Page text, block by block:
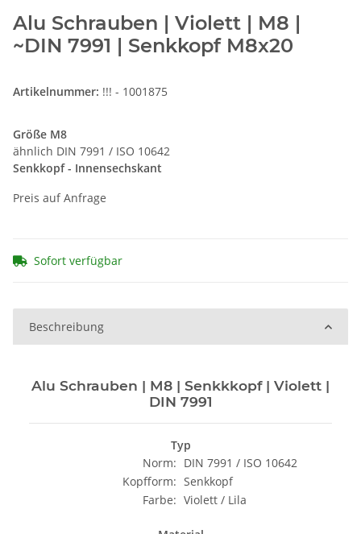
Alu Schrauben | Violett | M8 |
~DIN 7991 | Senkkopf M8x20
Artikelnummer: !!! - 1001875
Größe M8
ähnlich DIN 7991 / ISO 10642
Senkkopf - Innensechskant
Preis auf Anfrage
Sofort verfügbar
Beschreibung
Alu Schrauben | M8 | Senkkkopf | Violett |
DIN 7991
Typ
Norm: DIN 7991 / ISO 10642
Kopfform: Senkkopf
Farbe: Violett / Lila